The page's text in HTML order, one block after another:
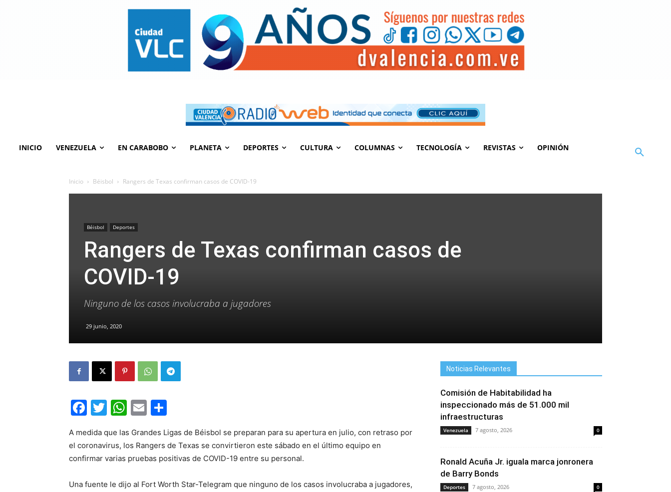
INICIO VENEZUELA EN CARABOBO PLANETA DEPORTES CULTURA COLUMNAS TECNOLOGÍA REVISTAS OPINIÓN
Inicio Béisbol Rangers de Texas confirman casos de COVID-19
Béisbol Deportes
Rangers de Texas confirman casos de
COVID-19
Ninguno de los casos involucraba a jugadores
29 junio, 2020
Facebook
Twitter
WhatsApp
Email
A medida que las Grandes Ligas de Béisbol se preparan para su apertura en julio, con retraso por
el coronavirus, los Rangers de Texas se convirtieron este sábado en el último equipo en
confirmar varias pruebas positivas de COVID-19 entre su personal.
Una fuente le dijo al Fort Worth Star-Telegram que ninguno de los casos involucraba a jugadores,
Noticias Relevantes
Comisión de Habitabilidad ha
inspeccionado más de 51.000 mil
infraestructuras
Venezuela 7 agosto, 2026 0
Ronald Acuña Jr. iguala marca jonronera
de Barry Bonds
Deportes 7 agosto, 2026 0